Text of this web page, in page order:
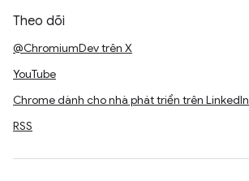
Theo dõi
@ChromiumDev trên X
YouTube
Chrome dành cho nhà phát triển trên LinkedIn
RSS